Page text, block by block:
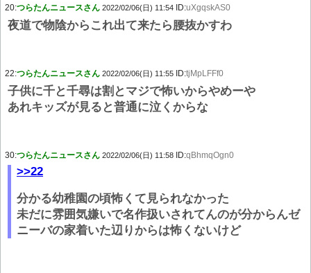
20:つらたんニュースさん 2022/02/06(日) 11:54 ID:uXgqskAS0
夜道で物陰からこれ出て来たら腰抜かすわ
22:つらたんニュースさん 2022/02/06(日) 11:55 ID:tjMpLFFf0
子供に千と千尋は割とマジで怖いからやめーや
あれキッズが見ると普通に泣くからな
30:つらたんニュースさん 2022/02/06(日) 11:58 ID:qBhmqOgn0
>>22
分かる幼稚園の頃怖くて見られなかった
未だに雰囲気嫌いで名作扱いされてんのが分からんゼ
ニーバの家着いた辺りからは怖くないけど